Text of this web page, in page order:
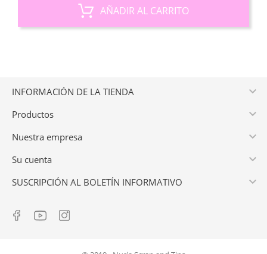
AÑADIR AL CARRITO
INFORMACIÓN DE LA TIENDA 
Productos 
Nuestra empresa 
Su cuenta 
SUSCRIPCIÓN AL BOLETÍN INFORMATIVO 